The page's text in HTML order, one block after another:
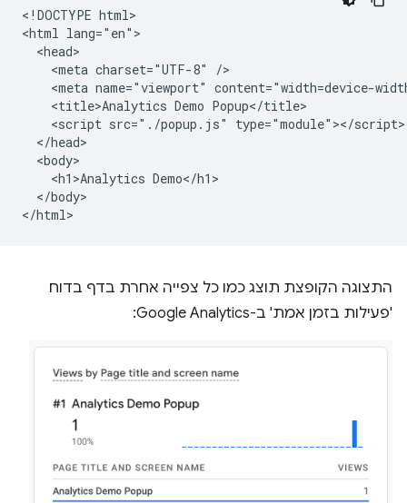
<!DOCTYPE html>
<html lang="en">
  <head>
    <meta charset="UTF-8" />
<meta name="viewport" content="width=device-
    <title>Analytics Demo Popup</title>
    <script src="./popup.js" type="module"></script>
  </head>
  <body>
    <h1>Analytics Demo</h1>
  </body>
התצוגה הקופצת תוצג כמו כל צפייה אחרת בדף בדוח
'פעילות בזמן אמת' ב-Google Analytics: